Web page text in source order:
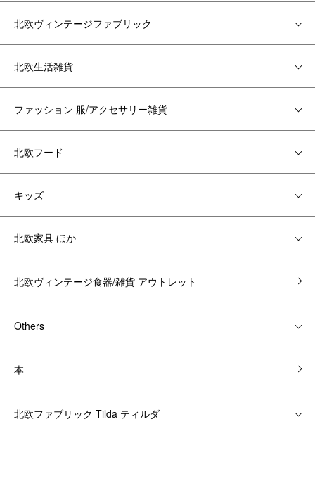
北欧ヴィンテージファブリック
北欧生活雑貨
ファッション 服/アクセサリー雑貨
北欧フード
キッズ
北欧家具 ほか
北欧ヴィンテージ食器/雑貨 アウトレット
Others
本
北欧ファブリック Tilda ティルダ